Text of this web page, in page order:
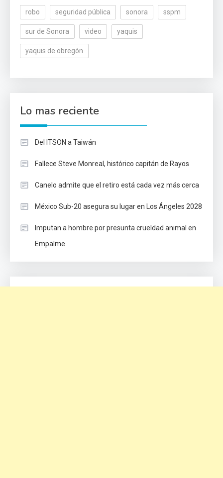
robo seguridad pública sonora sspm
sur de Sonora video yaquis
yaquis de obregón
Lo mas reciente
Del ITSON a Taiwán
Fallece Steve Monreal, histórico capitán de Rayos
Canelo admite que el retiro está cada vez más cerca
México Sub-20 asegura su lugar en Los Ángeles 2028
Imputan a hombre por presunta crueldad animal en
Empalme